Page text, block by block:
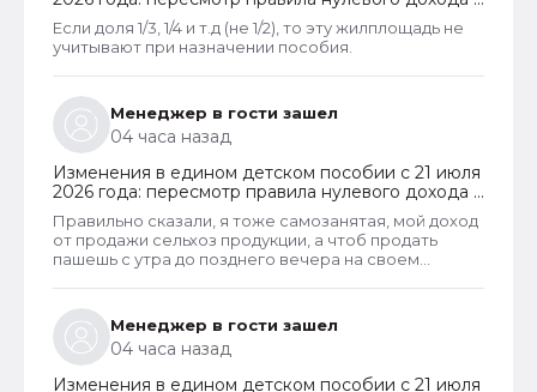
новый порядок оформления пособий по месту
пребывания
Если доля 1/3, 1/4 и т.д (не 1/2), то эту жилплощадь не
учитывают при назначении пособия.
Менеджер в гости зашел
04 часа назад
Изменения в едином детском пособии с 21 июля
2026 года: пересмотр правила нулевого дохода и
новый порядок оформления пособий по месту
пребывания
Правильно сказали, я тоже самозанятая, мой доход
от продажи сельхоз продукции, а чтоб продать
пашешь с утра до позднего вечера на своем
Менеджер в гости зашел
04 часа назад
Изменения в едином детском пособии с 21 июля